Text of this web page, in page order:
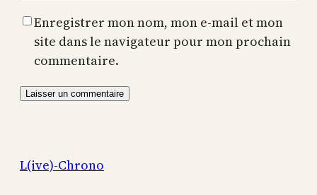
Enregistrer mon nom, mon e-mail et mon
site dans le navigateur pour mon prochain
commentaire.
L(ive)-Chrono